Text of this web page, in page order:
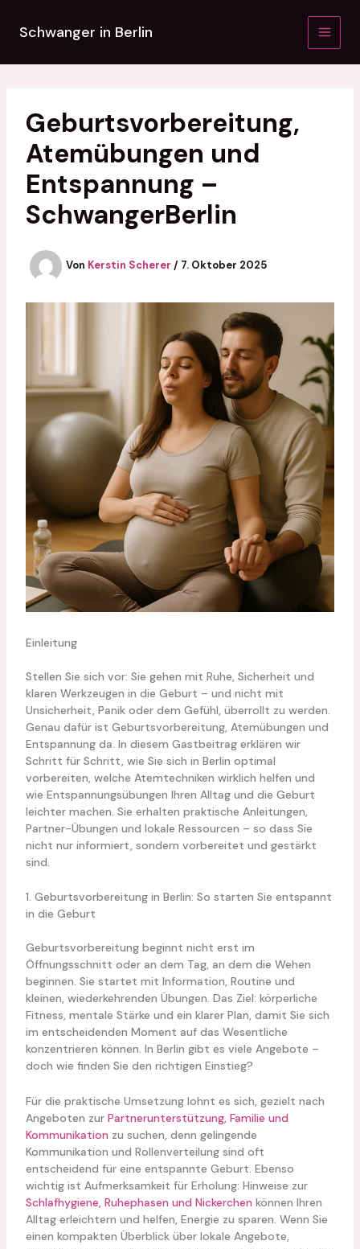
Inhalt
springenSchwanger in Berlin
Geburtsvorbereitung,
Atemübungen und
Entspannung –
SchwangerBerlin
Von Kerstin Scherer / 7. Oktober 2025
Einleitung
Stellen Sie sich vor: Sie gehen mit Ruhe, Sicherheit und
klaren Werkzeugen in die Geburt – und nicht mit
Unsicherheit, Panik oder dem Gefühl, überrollt zu werden.
Genau dafür ist Geburtsvorbereitung, Atemübungen und
Entspannung da. In diesem Gastbeitrag erklären wir
Schritt für Schritt, wie Sie sich in Berlin optimal
vorbereiten, welche Atemtechniken wirklich helfen und
wie Entspannungsübungen Ihren Alltag und die Geburt
leichter machen. Sie erhalten praktische Anleitungen,
Partner-Übungen und lokale Ressourcen – so dass Sie
nicht nur informiert, sondern vorbereitet und gestärkt
sind.
1. Geburtsvorbereitung in Berlin: So starten Sie entspannt
in die Geburt
Geburtsvorbereitung beginnt nicht erst im
Öffnungsschnitt oder an dem Tag, an dem die Wehen
beginnen. Sie startet mit Information, Routine und
kleinen, wiederkehrenden Übungen. Das Ziel: körperliche
Fitness, mentale Stärke und ein klarer Plan, damit Sie sich
im entscheidenden Moment auf das Wesentliche
konzentrieren können. In Berlin gibt es viele Angebote –
doch wie finden Sie den richtigen Einstieg?
Für die praktische Umsetzung lohnt es sich, gezielt nach
Angeboten zur Partnerunterstützung, Familie und
Kommunikation zu suchen, denn gelingende
Kommunikation und Rollenverteilung sind oft
entscheidend für eine entspannte Geburt. Ebenso
wichtig ist Aufmerksamkeit für Erholung: Hinweise zur
Schlafhygiene, Ruhephasen und Nickerchen können Ihren
Alltag erleichtern und helfen, Energie zu sparen. Wenn Sie
einen kompakten Überblick über lokale Angebote,